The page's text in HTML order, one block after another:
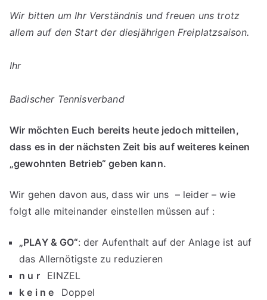
Wir bitten um Ihr Verständnis und freuen uns trotz
allem auf den Start der diesjährigen Freiplatzsaison.
Ihr
Badischer Tennisverband
Wir möchten Euch bereits heute jedoch mitteilen,
dass es in der nächsten Zeit bis auf weiteres keinen
„gewohnten Betrieb“ geben kann.
Wir gehen davon aus, dass wir uns – leider – wie
folgt alle miteinander einstellen müssen auf :
„PLAY & GO“: der Aufenthalt auf der Anlage ist auf
das Allernötigste zu reduzieren
n u r EINZEL
k e i n e Doppel